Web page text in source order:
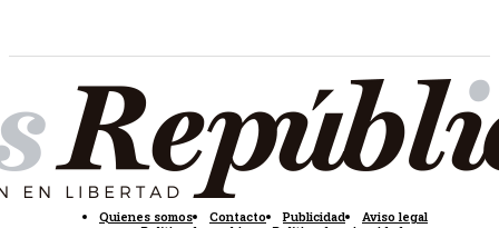
Quienes somos Contacto Publicidad
Aviso legal